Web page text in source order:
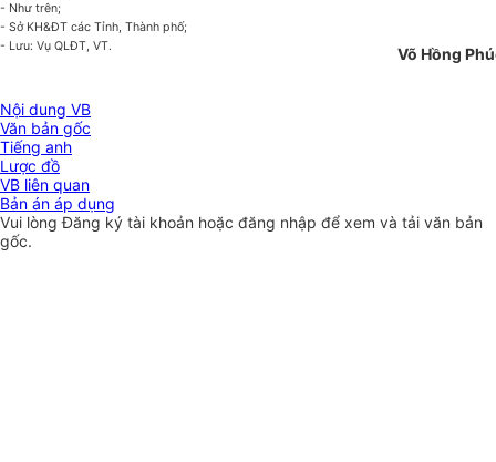
- Như trên;
- Sở KH&ĐT các Tỉnh, Thành phố;
- Lưu: Vụ QLĐT, VT.
Võ Hồng
Nội dung VB
Văn bản gốc
Tiếng anh
Lược đồ
VB liên quan
Bản án áp dụng
Vui lòngĐăng ký tài khoản hoặc đăng nhập để xem và tải văn bản
gốc.